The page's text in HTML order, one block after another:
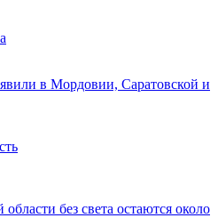
в Мордовии, Саратовской и
без света остаются около